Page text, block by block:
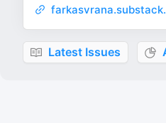
Latest Issues